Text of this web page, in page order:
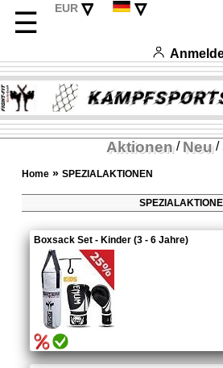
☰ EUR ▿ ▿
Italiano
Español
Aktionen/ Neu/
Home »SPEZIALAKTIONEN
Boxsack Set - Kinder (3 - 6 Jahre)